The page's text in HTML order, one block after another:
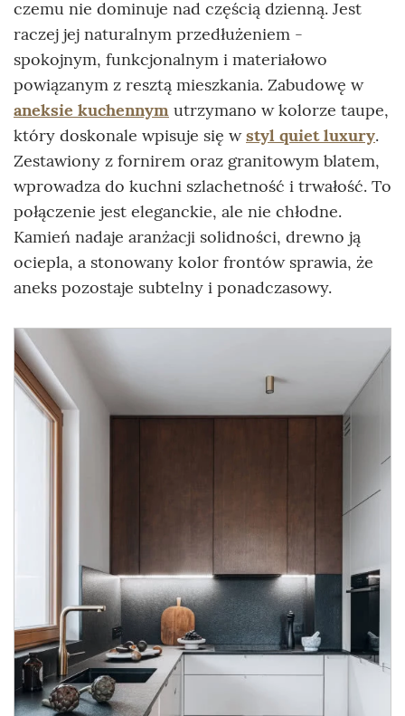
czemu nie dominuje nad częścią dzienną. Jest
raczej jej naturalnym przedłużeniem -
spokojnym, funkcjonalnym i materiałowo
powiązanym z resztą mieszkania. Zabudowę w
aneksie kuchennym utrzymano w kolorze taupe,
który doskonale wpisuje się wstyl quiet luxury.
Zestawiony z fornirem oraz granitowym blatem,
wprowadza do kuchni szlachetność i trwałość. To
połączenie jest eleganckie, ale nie chłodne.
Kamień nadaje aranżacji solidności, drewno ją
ociepla, a stonowany kolor frontów sprawia, że
aneks pozostaje subtelny i ponadczasowy.